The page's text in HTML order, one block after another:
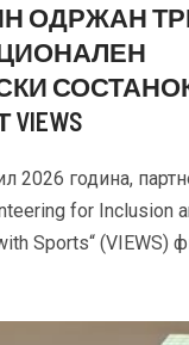
ОДРЖАН
2026 година,
for Inclusion
Sports“ (VIEWS)